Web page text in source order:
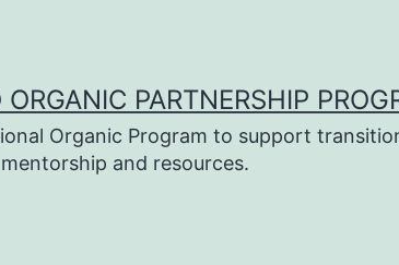
PARTNERSHIP
Organic Program to support
mentorship and resources.